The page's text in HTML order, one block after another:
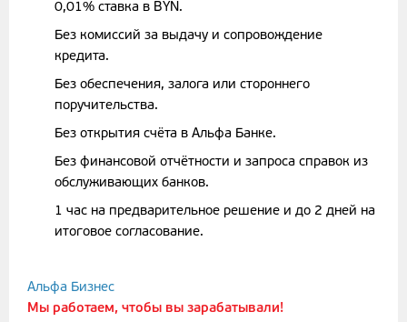
0,01% ставка в BYN.
Без комиссий за выдачу и сопровождение
кредита.
Без обеспечения, залога или стороннего
поручительства.
Без открытия счёта в Альфа Банке.
Без финансовой отчётности и запроса справок из
обслуживающих банков.
1 час на предварительное решение и до 2 дней на
итоговое согласование.
Альфа Бизнес
Мы работаем, чтобы вы зарабатывали!